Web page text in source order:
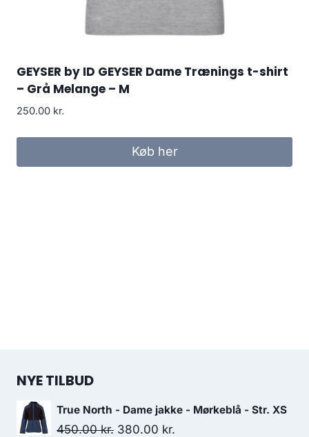
GEYSER by ID GEYSER Dame Trænings t-shirt
– Grå Melange – M
250.00 kr.
Køb her
NYE TILBUD
True North - Dame jakke - Mørkeblå - Str. XS
450.00kr. Original
380.00 kr.